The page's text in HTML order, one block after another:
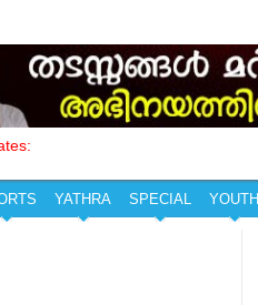
YATHRA SPECIAL YOUTH